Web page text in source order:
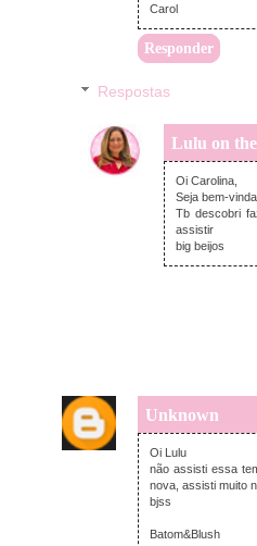
Carol
Responder
Respostas
Lulu on
Oi Carolina,
Seja bem-
Tb descobri
assistir
big beijos
Unknown
Oi Lulu
não assisti essa
nova, assisti muito
bjss
Batom&Blush